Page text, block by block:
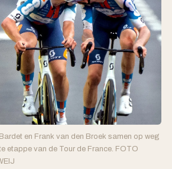
en Frank van den Broek samen op weg
etappe van de Tour de France. FOTO